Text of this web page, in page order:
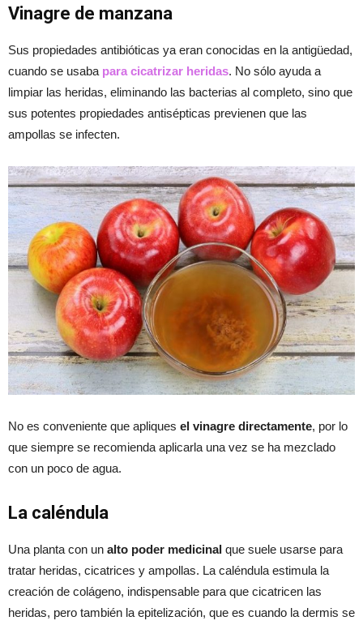
Vinagre de manzana
Sus propiedades antibióticas ya eran conocidas en la antigüedad,
cuando se usaba para cicatrizar heridas. No sólo ayuda a
limpiar las heridas, eliminando las bacterias al completo, sino que
sus potentes propiedades antisépticas previenen que las
ampollas se infecten.
No es conveniente que apliques el vinagre directamente, por lo
que siempre se recomienda aplicarla una vez se ha mezclado
con un poco de agua.
La caléndula
Una planta con un alto poder medicinal que suele usarse para
tratar heridas, cicatrices y ampollas. La caléndula estimula la
creación de colágeno, indispensable para que cicatricen las
heridas, pero también la epitelización, que es cuando la dermis se